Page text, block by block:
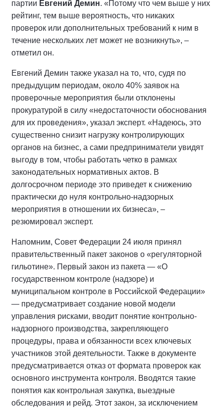
партии Евгений Демин. «Потому что чем выше у них
рейтинг, тем выше вероятность, что никаких
проверок или дополнительных требований к ним в
течение нескольких лет может не возникнуть», –
отметил он.
Евгений Демин также указал на то, что, судя по
предыдущим периодам, около 40% заявок на
проверочные мероприятия были отклонены
прокуратурой в силу «недостаточности обоснования
для их проведения», указал эксперт. «Надеюсь, это
существенно снизит нагрузку контролирующих
органов на бизнес, а сами предприниматели увидят
выгоду в том, чтобы работать четко в рамках
законодательных нормативных актов. В
долгосрочном периоде это приведет к снижению
практически до нуля контрольно-надзорных
мероприятия в отношении их бизнеса», –
резюмировал эксперт.
Напомним, Совет Федерации 24 июля принял
правительственный пакет законов о «регуляторной
гильотине». Первый закон из пакета — «О
государственном контроле (надзоре) и
муниципальном контроле в Российской Федерации»
— предусматривает создание новой модели
управления рисками, вводит понятие контрольно-
надзорного производства, закрепляющего
процедуры, права и обязанности всех ключевых
участников этой деятельности. Также в документе
предусматривается отказ от формата проверок как
основного инструмента контроля. Вводятся такие
понятия как контрольная закупка, выездные
обследования и рейд. Этот закон, за исключением